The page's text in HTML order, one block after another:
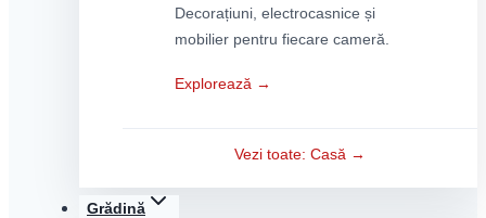
Decorațiuni, electrocasnice și
mobilier pentru fiecare cameră.
Explorează →
Vezi toate: Casă →
Grădină